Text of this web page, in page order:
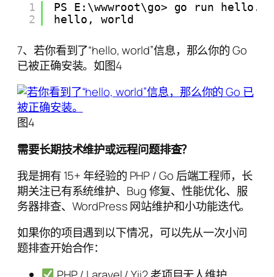
1
2
PS E:\wwwroot\go> go run hello.go
hello, world
7、若你看到了“hello, world”信息，那么你的 Go
已被正确安装。如图4
图4
需要长期技术维护或远程问题排查？
我是拥有 15+ 年经验的 PHP / Go 后端工程师，长
期关注已有系统维护、Bug 修复、性能优化、服
务器排查、WordPress 网站维护和小功能迭代。
如果你的项目遇到以下情况，可以先从一次小问
题排查开始合作：